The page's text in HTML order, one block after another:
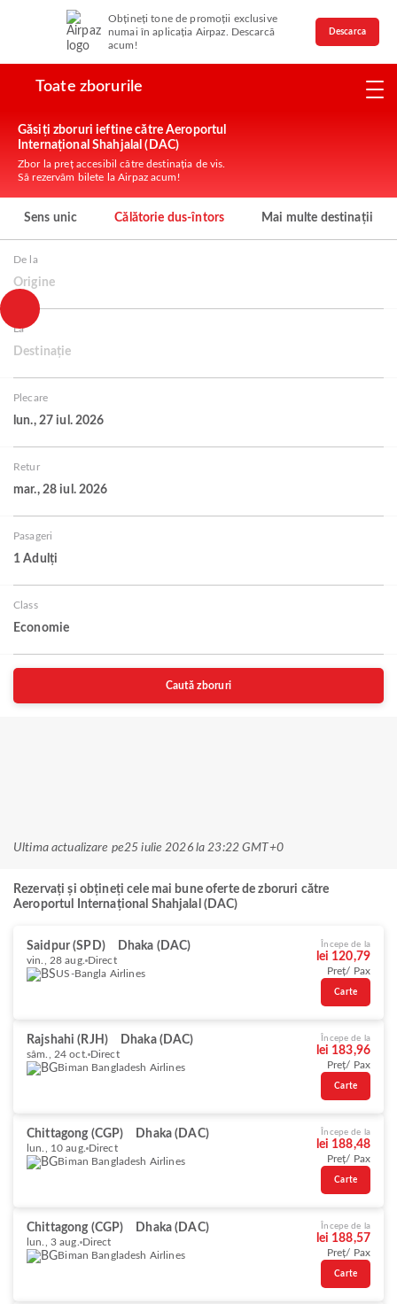
Obțineți tone de promoții exclusive
numai în aplicația Airpaz. Descarcă
acum!
Descarca
Toate zborurile
Găsiți zboruri ieftine către Aeroportul
Internațional Shahjalal (DAC)
Zbor la preț accesibil către destinația de vis.
Să rezervăm bilete la Airpaz acum!
Sens unic Călătorie dus-întors Mai multe destinații
De la
Origine
La
Destinație
Plecare
lun., 27 iul. 2026
Retur
mar., 28 iul. 2026
Pasageri
1 Adulți
Class
Economie
Caută zboruri
Ultima actualizare pe25 iulie 2026 la 23:22 GMT+0
Rezervați și obțineți cele mai bune oferte de zboruri către
Aeroportul Internațional Shahjalal (DAC)
Saidpur (SPD) Dhaka (DAC)
vin., 28 aug. Direct
US-Bangla Airlines
Începe de la
lei 120,79
Preț/ Pax
Carte
Rajshahi (RJH) Dhaka (DAC)
sâm., 24 oct. Direct
Biman Bangladesh Airlines
Începe de la
lei 183,96
Preț/ Pax
Carte
Chittagong (CGP) Dhaka (DAC)
lun., 10 aug. Direct
Biman Bangladesh Airlines
Începe de la
lei 188,48
Preț/ Pax
Carte
Chittagong (CGP) Dhaka (DAC)
lun., 3 aug. Direct
Biman Bangladesh Airlines
Începe de la
lei 188,57
Preț/ Pax
Carte